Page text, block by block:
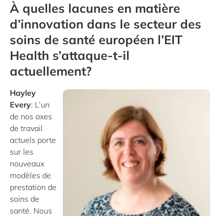
À quelles lacunes en matière
d’innovation dans le secteur des
soins de santé européen l’EIT
Health s’attaque-t-il
actuellement?
Hayley
Every: L’un
de nos axes
de travail
actuels porte
sur les
nouveaux
modèles de
prestation de
soins de
santé. Nous